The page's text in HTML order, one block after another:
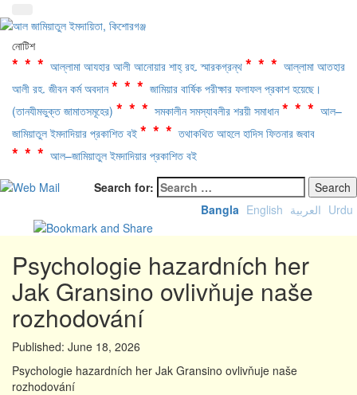
নোটিশ
*** আল্লামা আযহার আলী আনোয়ার শাহ্‌ রহ. স্মারকগ্রন্থ *** আল্লামা আতহার
আলী রহ. জীবন কর্ম অবদান *** জামিয়ার বার্ষিক পরীক্ষার ফলাফল প্রকাশ হয়েছে।
(তানযীমভুক্ত জামাতসমূহের) *** সমকালীন সমস্যাবলীর শরয়ী সমাধান *** আল–
জামিয়াতুল ইমদাদিয়ার প্রকাশিত বই ***তথাকথিত আহলে হাদিস ফিতনার জবাব
*** আল–জামিয়াতুল ইমদাদিয়ার প্রকাশিত বই
Search for:
Bangla English العربية Urdu
Psychologie hazardních her
Jak Gransino ovlivňuje naše
rozhodování
Published: June 18, 2026
Psychologie hazardních her Jak Gransino ovlivňuje naše
rozhodování